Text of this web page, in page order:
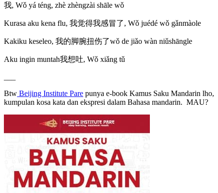
我, Wǒ yá téng, zhè zhèngzài shāle wǒ
Kurasa aku kena flu, 我觉得我感冒了, Wǒ juédé wǒ gǎnmàole
Kakiku keseleo, 我的脚腕扭伤了wǒ de jiǎo wàn niǔshāngle
Aku ingin muntah我想吐, Wǒ xiǎng tǔ
Btw Beijing Institute Pare punya e-book Kamus Saku Mandarin lho,
kumpulan kosa kata dan ekspresi dalam Bahasa mandarin. MAU?